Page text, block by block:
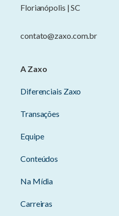
Florianópolis | SC
contato@zaxo.com.br
A Zaxo
Diferenciais Zaxo
Transações
Equipe
Conteúdos
Na Mídia
Carreiras